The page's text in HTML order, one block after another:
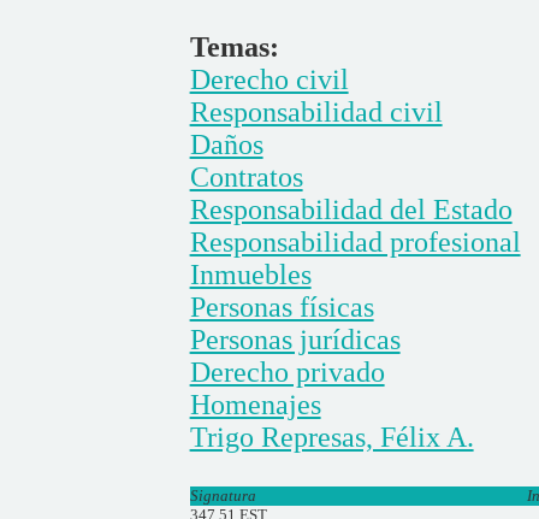
Temas:
Derecho civil
Responsabilidad civil
Daños
Contratos
Responsabilidad del Estado
Responsabilidad profesional
Inmuebles
Personas físicas
Personas jurídicas
Derecho privado
Homenajes
Trigo Represas, Félix A.
Signatura
347.51 EST